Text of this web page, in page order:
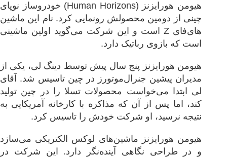
هیومن هورایزنز (Human Horizons) خودروساز نوپای
چینی از دومین محصولش رونمایی کرد. نام این ماشین
های‌فای‌ Z است و این شرکت می‌گوید اولین ماشینی
است که بازوی رباتیک دارد.
هیومن‌ هورایزنز پنج سال پیش توسط دینگ لی، یکی از
مدیران پیشین جنرال‌موتورز در چین تاسیس شد. آقای
لی ابتدا می‌خواست محصولات تسلا را در چین تولید
کند، اما پس از آن که مذاکره با کارخانه آمریکایی به
نتیجه نرسید، او شرکت خودش را تاسیس کرد.
هیومن‌ هورایزنز ماشین‌های لوکس الکتریکی می‌سازد
و در طراحی نگاهی آینده‌نگر دارد. این شرکت در